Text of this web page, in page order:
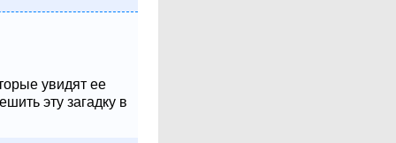
увидят ее
эту загадку в